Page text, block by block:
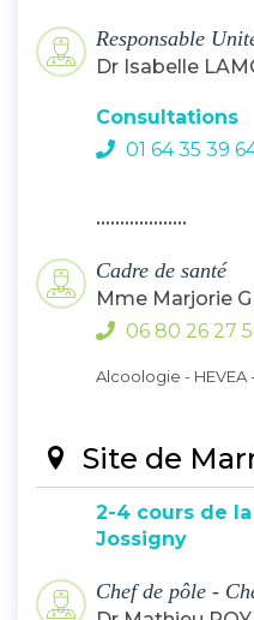
Responsable
Dr Isabelle
Consultations
01 64 35 39
...................
Cadre de santé
Mme Marjorie
06 80 26 27
Alcoologie - HEVEA
Site de
2-4 cours de
Jossigny
Chef de pôle -